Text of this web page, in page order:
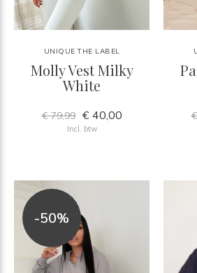
UNIQUE THE LABEL
Molly Vest Milky
White
€ 79,99 € 40,00
Incl. btw
-50%